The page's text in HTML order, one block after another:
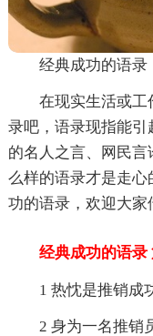
经典成功的语录
在现实生活或工
录吧，语录现指能引
的名人之言、网民
么样的语录才是走
功的语录，欢迎大家
经典成功的语录
1 热忱是推销成
2 身为一名推销